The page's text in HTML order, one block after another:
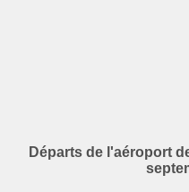
Départs de l'aéroport